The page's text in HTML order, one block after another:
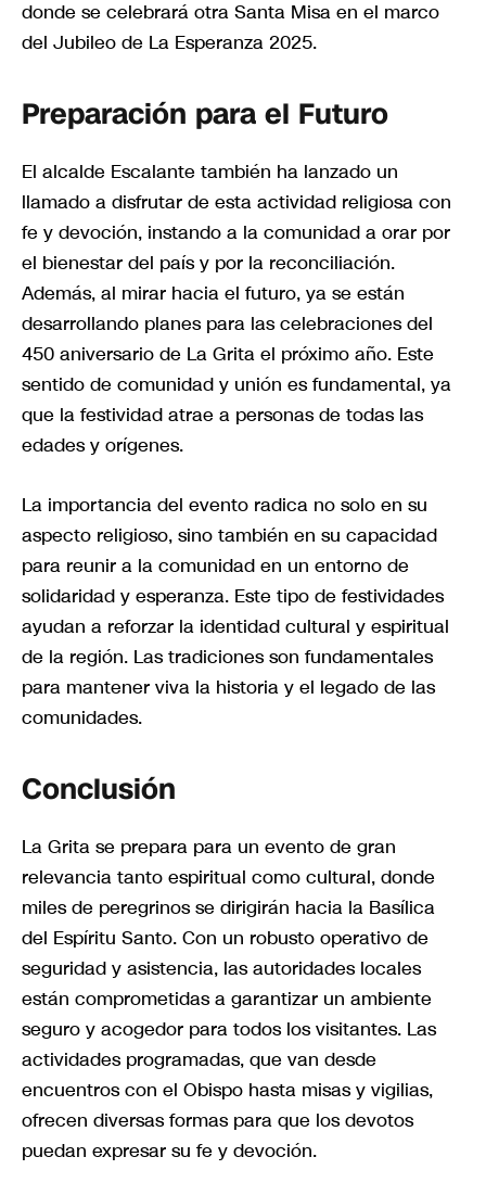
donde se celebrará otra Santa Misa en el marco
del Jubileo de La Esperanza 2025.
Preparación para el Futuro
El alcalde Escalante también ha lanzado un
llamado a disfrutar de esta actividad religiosa con
fe y devoción, instando a la comunidad a orar por
el bienestar del país y por la reconciliación.
Además, al mirar hacia el futuro, ya se están
desarrollando planes para las celebraciones del
450 aniversario de La Grita el próximo año. Este
sentido de comunidad y unión es fundamental, ya
que la festividad atrae a personas de todas las
edades y orígenes.
La importancia del evento radica no solo en su
aspecto religioso, sino también en su capacidad
para reunir a la comunidad en un entorno de
solidaridad y esperanza. Este tipo de festividades
ayudan a reforzar la identidad cultural y espiritual
de la región. Las tradiciones son fundamentales
para mantener viva la historia y el legado de las
comunidades.
Conclusión
La Grita se prepara para un evento de gran
relevancia tanto espiritual como cultural, donde
miles de peregrinos se dirigirán hacia la Basílica
del Espíritu Santo. Con un robusto operativo de
seguridad y asistencia, las autoridades locales
están comprometidas a garantizar un ambiente
seguro y acogedor para todos los visitantes. Las
actividades programadas, que van desde
encuentros con el Obispo hasta misas y vigilias,
ofrecen diversas formas para que los devotos
puedan expresar su fe y devoción.